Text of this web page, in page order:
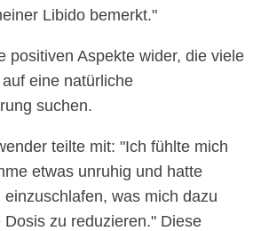
Libido bemerkt."
positiven Aspekte wider, die viele
eine natürliche
suchen.
teilte mit: "Ich fühlte mich
etwas unruhig und hatte
einzuschlafen, was mich dazu
zu reduzieren." Diese